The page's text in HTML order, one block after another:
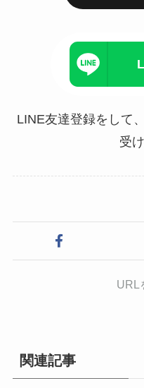
LINE友達登録をして
受
URL
関連記事